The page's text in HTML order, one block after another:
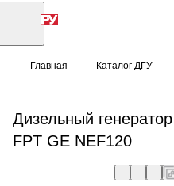
Главная Каталог ДГУ
Дизельный генератор
FPT GE NEF120